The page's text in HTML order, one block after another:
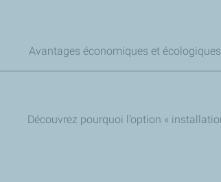
Avantages économiques et
Découvrez pourquoi l’option «